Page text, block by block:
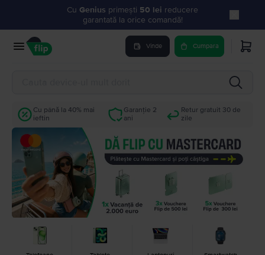
Cu Genius primești 50 lei reducere
garantată la orice comandă!
Vinde Cumpara
Cu până la 40% mai
ieftin
Garanție 2
ani
Retur gratuit 30 de
zile